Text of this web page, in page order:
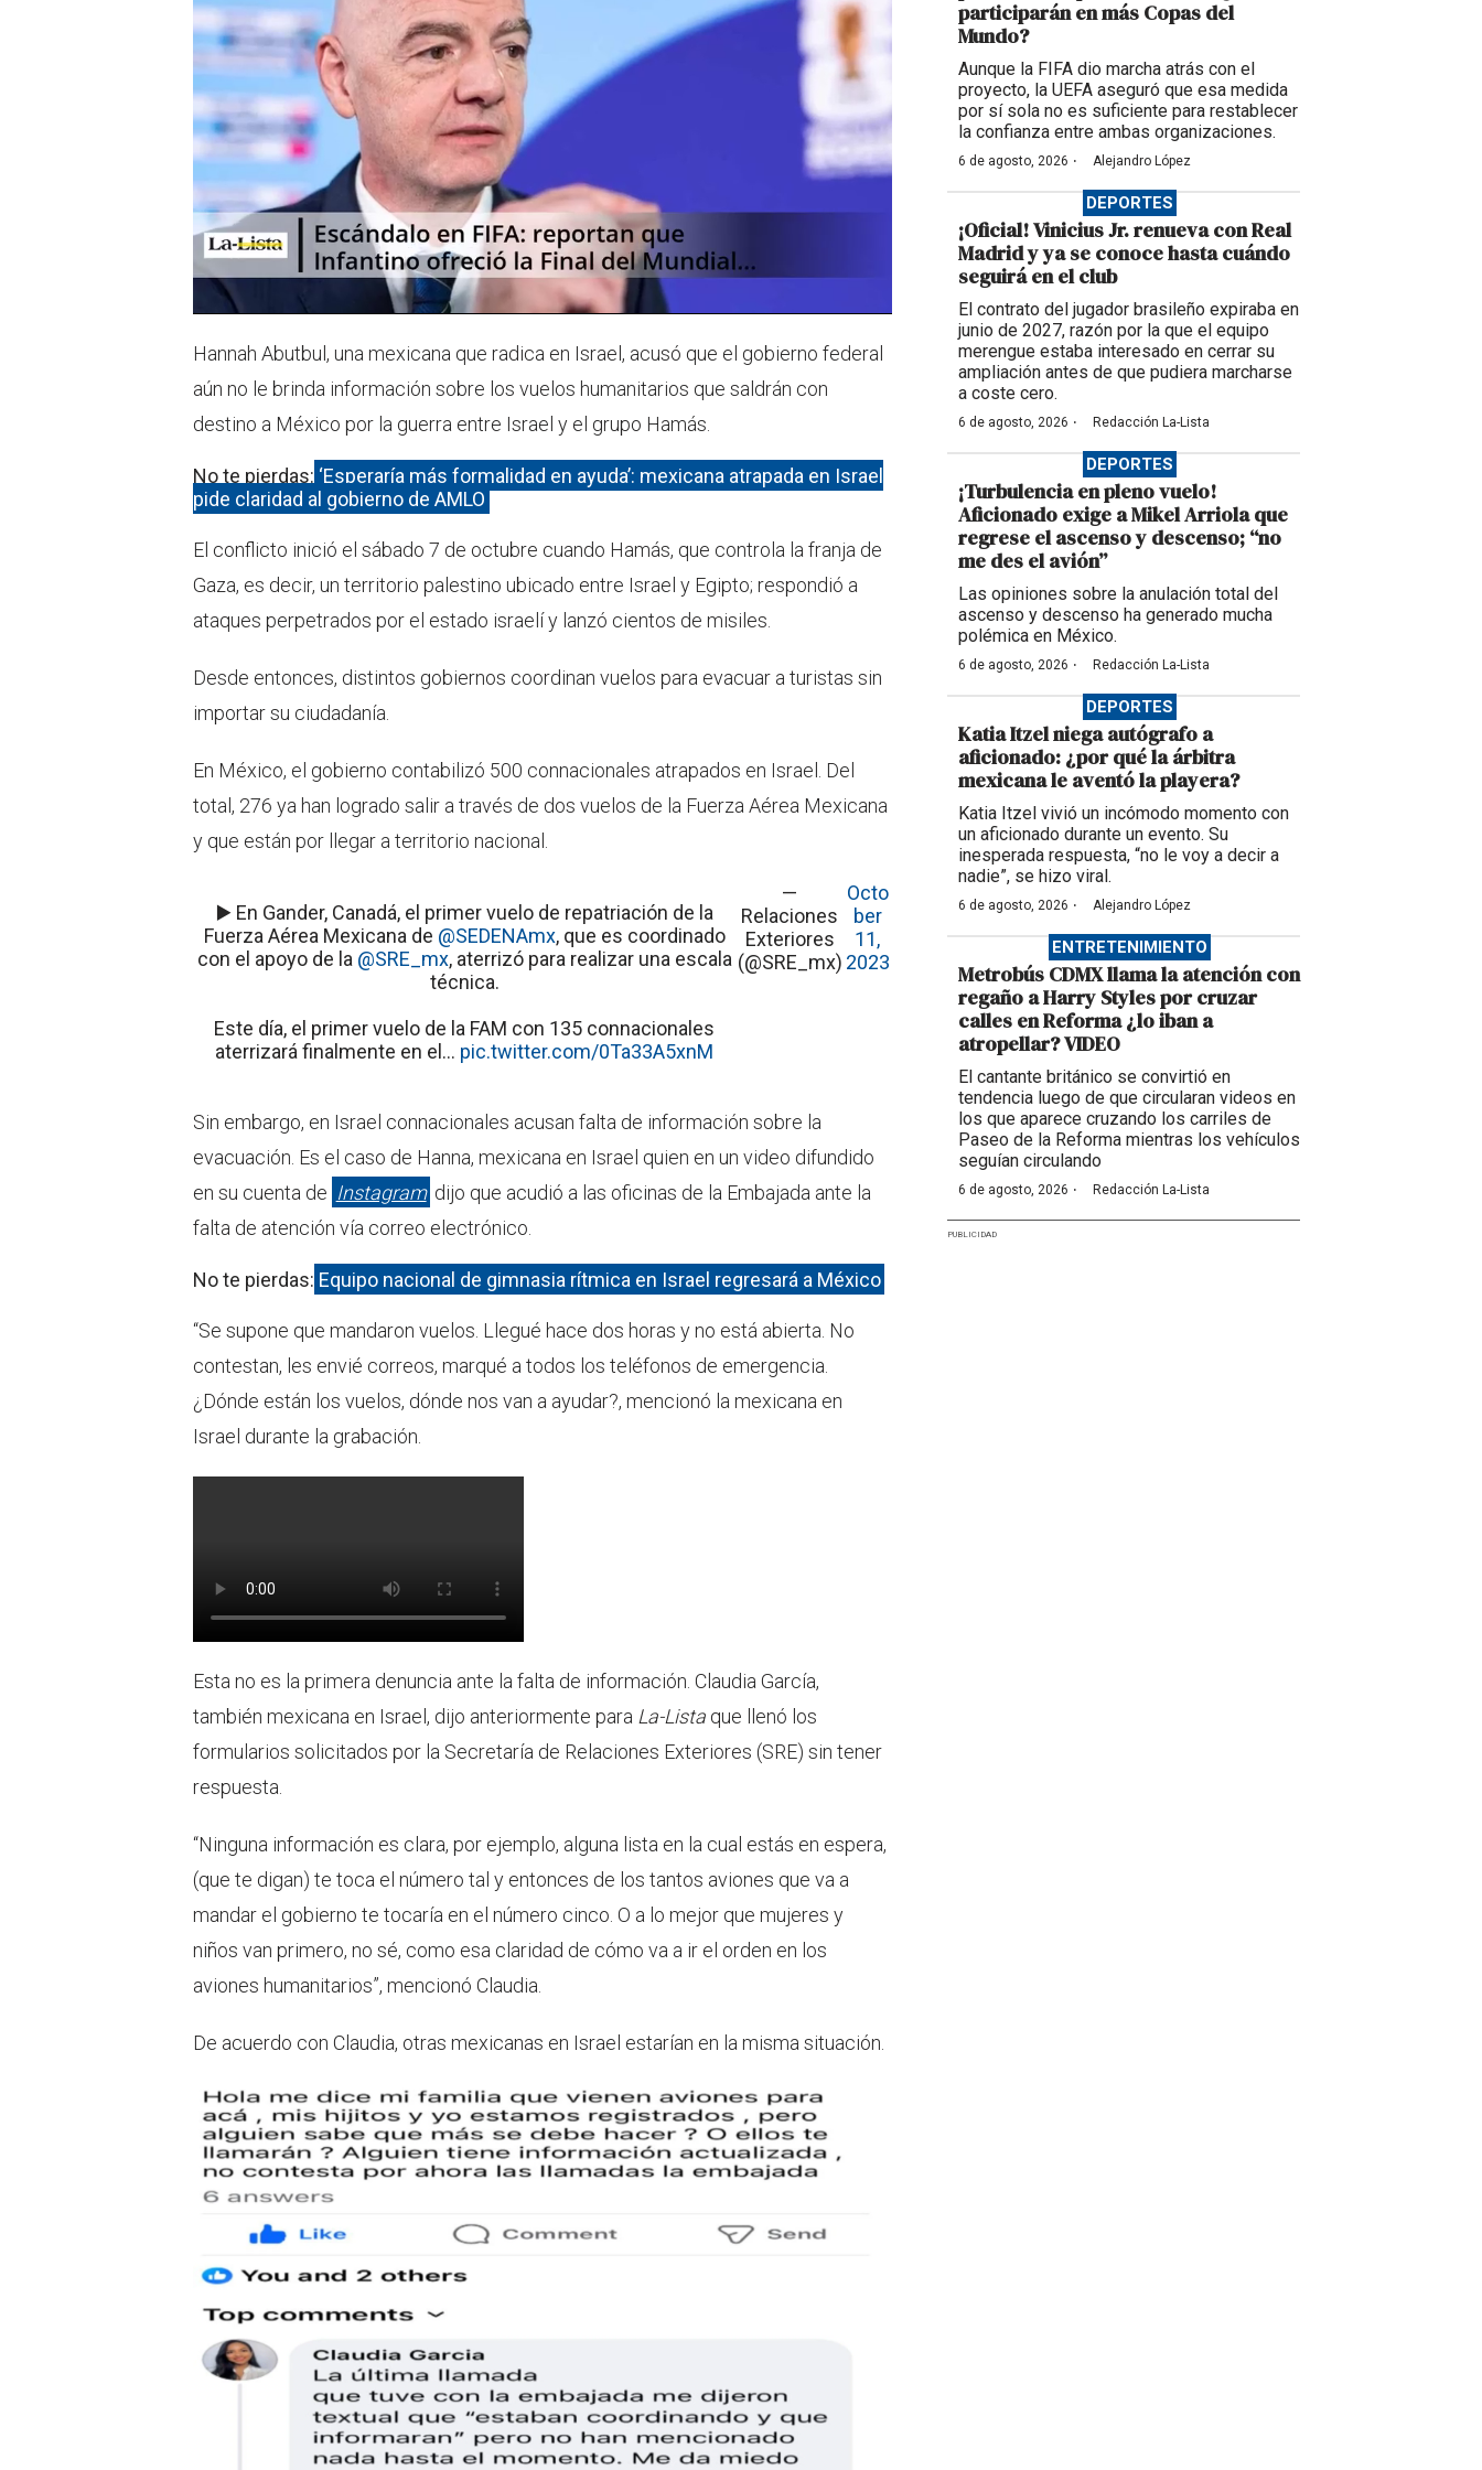
Hannah Abutbul, una mexicana que radica en Israel, acusó que el gobierno federal
aún no le brinda información sobre los vuelos humanitarios que saldrán con
destino a México por la guerra entre Israel y el grupo Hamás.
No te pierdas: ‘Esperaría más formalidad en ayuda’: mexicana atrapada en Israel
pide claridad al gobierno de AMLO
El conflicto inició el sábado 7 de octubre cuando Hamás, que controla la franja de
Gaza, es decir, un territorio palestino ubicado entre Israel y Egipto; respondió a
ataques perpetrados por el estado israelí y lanzó cientos de misiles.
Desde entonces, distintos gobiernos coordinan vuelos para evacuar a turistas sin
importar su ciudadanía.
En México, el gobierno contabilizó 500 connacionales atrapados en Israel. Del
total, 276 ya han logrado salir a través de dos vuelos de la Fuerza Aérea Mexicana
y que están por llegar a territorio nacional.
▶️ En Gander, Canadá, el primer vuelo de repatriación de la
Fuerza Aérea Mexicana de @SEDENAmx, que es coordinado
con el apoyo de la @SRE_mx, aterrizó para realizar una escala
técnica.
Este día, el primer vuelo de la FAM con 135 connacionales
aterrizará finalmente en el… pic.twitter.com/0Ta33A5xnM
—
Relaciones
Exteriores
(@SRE_mx)
Octo
ber
11,
2023
Sin embargo, en Israel connacionales acusan falta de información sobre la
evacuación. Es el caso de Hanna, mexicana en Israel quien en un video difundido
en su cuenta de Instagram dijo que acudió a las oficinas de la Embajada ante la
falta de atención vía correo electrónico.
No te pierdas: Equipo nacional de gimnasia rítmica en Israel regresará a México
“Se supone que mandaron vuelos. Llegué hace dos horas y no está abierta. No
contestan, les envié correos, marqué a todos los teléfonos de emergencia.
¿Dónde están los vuelos, dónde nos van a ayudar?, mencionó la mexicana en
Israel durante la grabación.
Esta no es la primera denuncia ante la falta de información. Claudia García,
también mexicana en Israel, dijo anteriormente para La-Lista que llenó los
formularios solicitados por la Secretaría de Relaciones Exteriores (SRE) sin tener
respuesta.
“Ninguna información es clara, por ejemplo, alguna lista en la cual estás en espera,
(que te digan) te toca el número tal y entonces de los tantos aviones que va a
mandar el gobierno te tocaría en el número cinco. O a lo mejor que mujeres y
niños van primero, no sé, como esa claridad de cómo va a ir el orden en los
aviones humanitarios”, mencionó Claudia.
De acuerdo con Claudia, otras mexicanas en Israel estarían en la misma situación.
participarán en más Copas del
Mundo?
Aunque la FIFA dio marcha atrás con el
proyecto, la UEFA aseguró que esa medida
por sí sola no es suficiente para restablecer
la confianza entre ambas organizaciones.
6 de agosto, 2026 · Alejandro López
DEPORTES
¡Oficial! Vinicius Jr. renueva con Real
Madrid y ya se conoce hasta cuándo
seguirá en el club
El contrato del jugador brasileño expiraba en
junio de 2027, razón por la que el equipo
merengue estaba interesado en cerrar su
ampliación antes de que pudiera marcharse
a coste cero.
6 de agosto, 2026 · Redacción La-Lista
DEPORTES
¡Turbulencia en pleno vuelo!
Aficionado exige a Mikel Arriola que
regrese el ascenso y descenso; “no
me des el avión”
Las opiniones sobre la anulación total del
ascenso y descenso ha generado mucha
polémica en México.
6 de agosto, 2026 · Redacción La-Lista
DEPORTES
Katia Itzel niega autógrafo a
aficionado: ¿por qué la árbitra
mexicana le aventó la playera?
Katia Itzel vivió un incómodo momento con
un aficionado durante un evento. Su
inesperada respuesta, “no le voy a decir a
nadie”, se hizo viral.
6 de agosto, 2026 · Alejandro López
ENTRETENIMIENTO
Metrobús CDMX llama la atención con
regaño a Harry Styles por cruzar
calles en Reforma ¿lo iban a
atropellar? VIDEO
El cantante británico se convirtió en
tendencia luego de que circularan videos en
los que aparece cruzando los carriles de
Paseo de la Reforma mientras los vehículos
seguían circulando
6 de agosto, 2026 · Redacción La-Lista
PUBLICIDAD